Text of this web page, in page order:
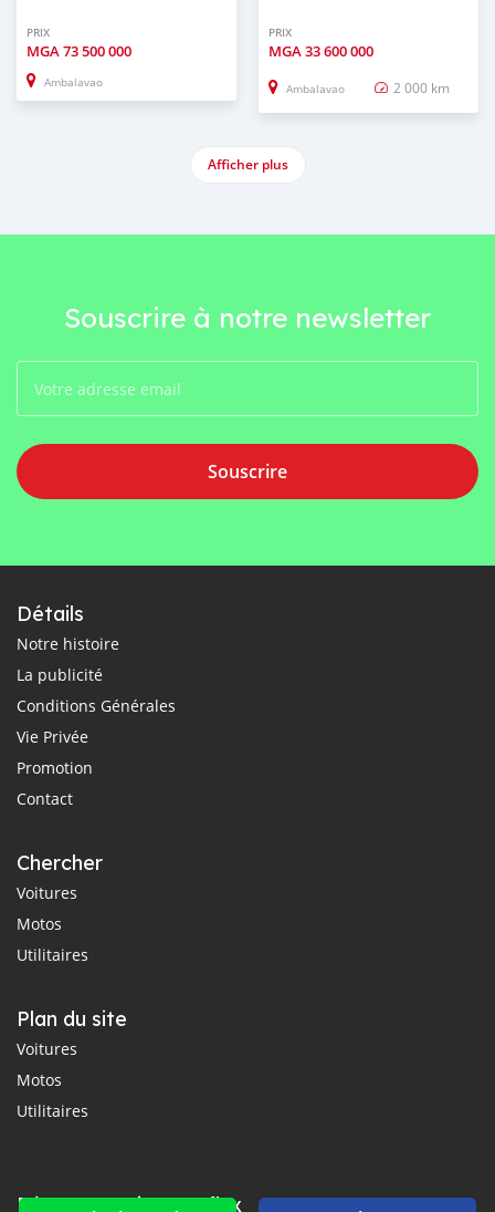
PRIX
MGA73 500 000
Ambalavao
PRIX
MGA33 600 000
Ambalavao 2 000 km
Afficher plus
Souscrire à notre newsletter
Souscrire
Détails
Notre histoire
La publicité
Conditions Générales
Vie Privée
Promotion
Contact
Chercher
Voitures
Motos
Utilitaires
Plan du site
Voitures
Motos
Utilitaires
Réseaux sociaux et flux